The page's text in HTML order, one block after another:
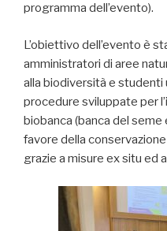
programma dell’evento).
L’obiettivo dell’evento è
amministratori di aree
alla biodiversità e studenti
procedure sviluppate per
biobanca (banca del seme
favore della conservazione
grazie a misure ex situ ed